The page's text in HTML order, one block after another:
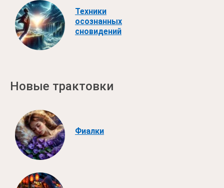
Техники
осознанных
сновидений
Новые трактовки
Фиалки